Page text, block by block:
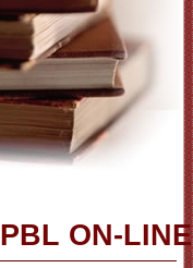
PBL ON-LINE